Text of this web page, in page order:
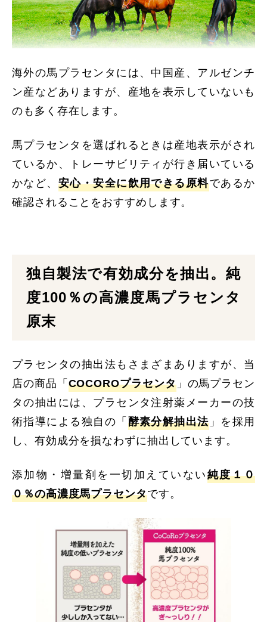
海外の馬プラセンタには、中国産、アルゼンチ
ン産などありますが、産地を表示していないも
のも多く存在します。
馬プラセンタを選ばれるときは産地表示がされ
ているか、トレーサビリティが行き届いている
かなど、 安心・安全に飲用できる原料であるか
確認されることをおすすめします。
独自製法で有効成分を抽出。純
度100％の高濃度馬プラセンタ
原末
プラセンタの抽出法もさまざまありますが、当
店の商品「 COCOROプラセンタ」の馬プラセン
タの抽出には、プラセンタ注射薬メーカーの技
術指導による独自の「 酵素分解抽出法」を採用
し、有効成分を損なわずに抽出しています。
添加物・増量剤を一切加えていない 純度１０
０％の高濃度馬プラセンタです。